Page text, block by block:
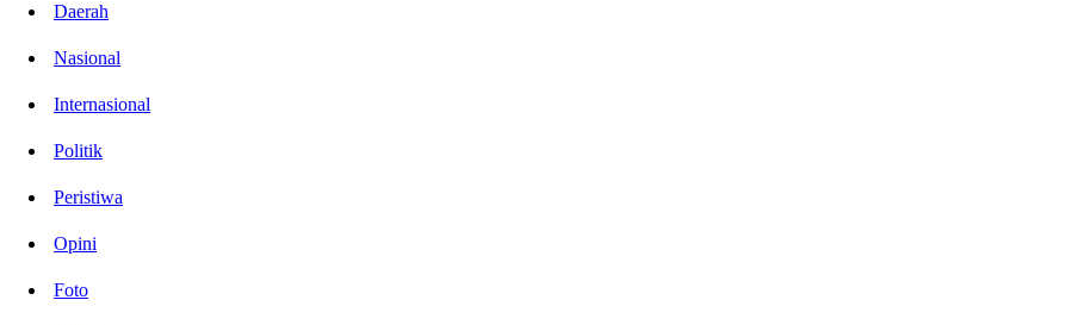
Daerah
Nasional
Internasional
Politik
Peristiwa
Opini
Foto